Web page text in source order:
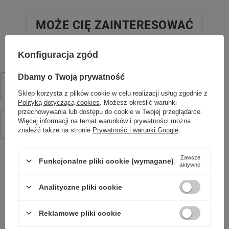
MOŻE CIĘ ZAINTERESOWAĆ
Forever zestaw adapterów nano SIM
2,50 zł szt.
Pasek silikonowy KW-520 niebieski
44,90 zł / szt.
SPRAWDŹ TAKŻE
Konfiguracja zgód
Dbamy o Twoją prywatność
Sklep korzysta z plików cookie w celu realizacji usług zgodnie z
Polityką dotyczącą cookies . Możesz określić warunki
przechowywania lub dostępu do cookie w Twojej przeglądarce.
Więcej informacji na temat warunków i prywatności można
znaleźć także na stronie Prywatność i warunki Google
Funkcjonalne pliki cookie (wymagane)
Zawsze
aktywne
Analityczne pliki cookie
Reklamowe pliki cookie